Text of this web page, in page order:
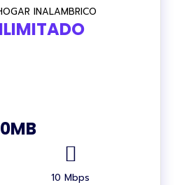
INALAMBRICO
ILIMITADO
10 Mbps
0MB